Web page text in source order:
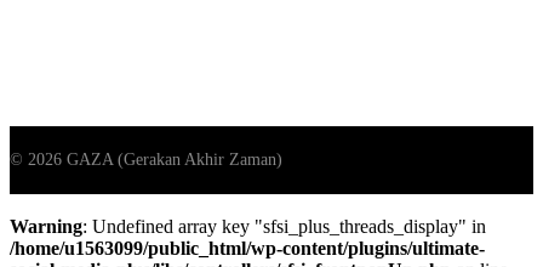
Warning: Undefined array key "sfsi_plus_threads_display" in
/home/u1563099/public_html/wp-content/plugins/ultimate-